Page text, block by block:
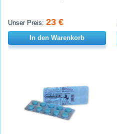
Unser Preis: 23 €
In den Warenkorb